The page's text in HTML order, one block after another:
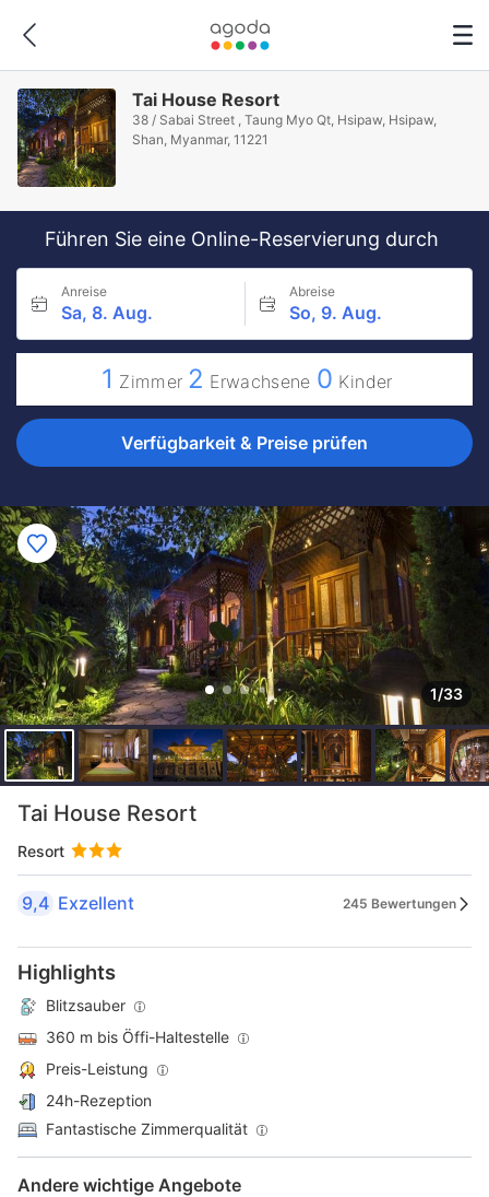
Tai House Resort
38 / Sabai Street , Taung Myo Qt, Hsipaw, Hsipaw,
Shan, Myanmar, 11221
Führen Sie eine Online-Reservierung durch
Anreise
Sa, 8. Aug.
Abreise
So, 9. Aug.
1 Zimmer 2 Erwachsene 0 Kinder
Verfügbarkeit & Preise prüfen
1/33
Tai House Resort
Resort
9,4 Exzellent 245 Bewertungen
Highlights
Blitzsauber
360 m bis Öffi-Haltestelle
Preis-Leistung
24h-Rezeption
Fantastische Zimmerqualität
Andere wichtige Angebote